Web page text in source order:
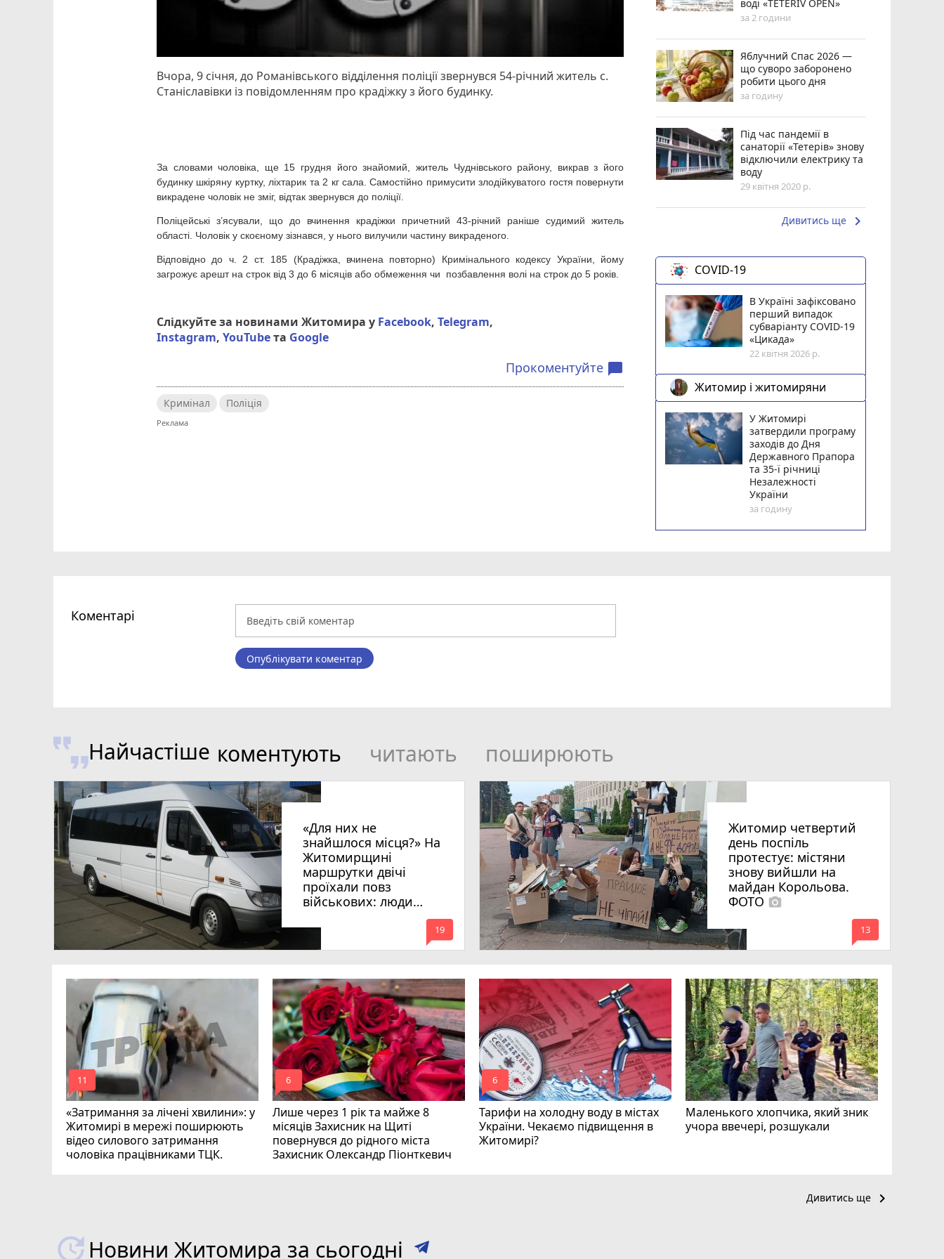
Вчора, 9 січня, до Романівського відділення поліції звернувся 54-річний житель с.
Станіславівки із повідомленням про крадіжку з його будинку.
За словами чоловіка, ще 15 грудня його знайомий, житель Чуднівського району, викрав з його
будинку шкіряну куртку, ліхтарик та 2 кг сала. Самостійно примусити злодійкуватого гостя повернути
викрадене чоловік не зміг, відтак звернувся до поліції.
Поліцейські з’ясували, що до вчинення крадіжки причетний 43-річний раніше судимий житель
області. Чоловік у скоєному зізнався, у нього вилучили частину викраденого.
Відповідно до ч. 2 ст. 185 (Крадіжка, вчинена повторно) Кримінального кодексу України, йому
загрожує арешт на строк від 3 до 6 місяців або обмеження чи позбавлення волі на строк до 5 років.
Слідкуйте за новинами Житомира у Facebook,Telegram,
Instagram,YouTubeта Google
Прокоментуйте chat_bubble
Кримінал Поліція
воді «TETERIV OPEN»
за 2 години
Яблучний Спас 2026 —
що суворо заборонено
робити цього дня
за годину
Під час пандемії в
санаторії «Тетерів» знову
відключили електрику та
воду
29 квітня 2020 р.
Дивитись ще keyboard_arrow_right
COVID-19
В Україні зафіксовано
перший випадок
субваріанту COVID-19
«Цикада»
22 квітня 2026 р.
Житомир і житомиряни
У Житомирі
затвердили програму
заходів до Дня
Державного Прапора
та 35-ї річниці
Незалежності
України
за годину
Коментарі
Опублікувати коментар
Найчастіше коментують читають поширюють
«Для них не
знайшлося місця?» На
Житомирщині
маршрутки двічі
проїхали повз
військових: люди
вимагають покарати
винних
mode_comment
19
Житомир четвертий
день поспіль
протестує: містяни
знову вийшли на
майдан Корольова.
ФОТО photo_camera
mode_comment
13
«Затримання за лічені хвилини»: у
Житомирі в мережі поширюють
відео силового затримання
чоловіка працівниками ТЦК.
mode_comment
11
Лише через 1 рік та майже 8
місяців Захисник на Щиті
повернувся до рідного міста
Захисник Олександр Піонткевич
mode_comment
6
Тарифи на холодну воду в містах
України. Чекаємо підвищення в
Житомирі?
mode_comment
6
Маленького хлопчика, який зник
учора ввечері, розшукали
Дивитись ще keyboard_arrow_right
Новини Житомира за сьогодні